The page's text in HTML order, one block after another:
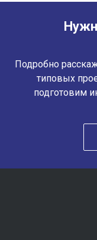
Подробно
типовых
подготовим